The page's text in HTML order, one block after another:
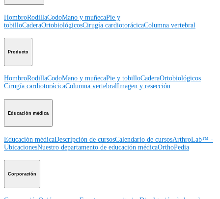
HombroRodillaCodoMano y muñecaPie y
tobilloCaderaOrtobiológicosCirugía cardiotorácicaColumna vertebral
Producto
HombroRodillaCodoMano y muñecaPie y tobilloCaderaOrtobiológicos
Cirugía cardiotorácicaColumna vertebralImagen y resección
Educación médica
Educación médicaDescripción de cursosCalendario de cursosArthroLab™ -
UbicacionesNuestro departamento de educación médicaOrthoPedia
Corporación